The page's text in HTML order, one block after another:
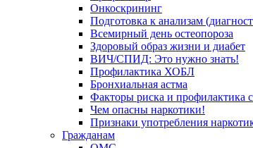
Онкоскрининг
Подготовка к анализам
Всемирный день остеопороза
Здоровый образ жизни и диабет
ВИЧ/СПИД: Это нужно знать!
Профилактика ХОБЛ
Бронхиальная астма
Факторы риска и профилактика
Чем опасны наркотики!
Признаки употребления
Гражданам